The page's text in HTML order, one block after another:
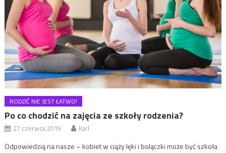
RODZIĆ NIE JEST ŁATWO!
Po co chodzić na zajęcia ze szkoły rodzenia?
27 czerwca 2019 Karl
Odpowiedzią na nasze – kobiet w ciąży lęki i bolączki może być szkoła